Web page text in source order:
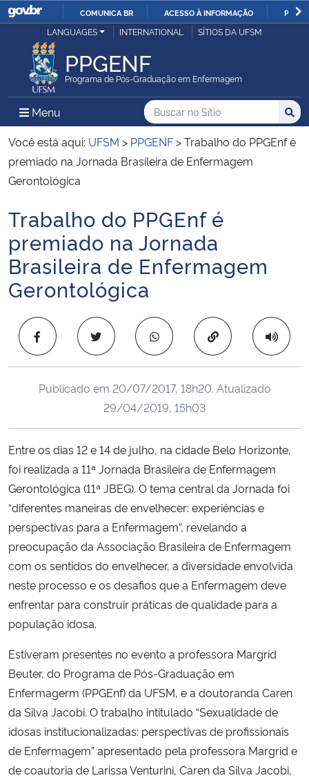
IR
COMUNICA BR ACESSO À INFORMAÇÃO
Ministério da Justiça e Segurança Pública
Ministério da Defesa
Ministério das Relações Exteriores
Ministério da Economia
Ministério da Infraestrutura
Ministério da Agricultura, Pecuária e Abastecimento
Ministério da Educação
Ministério da Cidadania
Ministério da Saúde
Ministério de Minas e Energia
Ministério da Ciência, Tecnologia, Inovações e Comunicações
Ministério do Meio Ambiente
Ministério do Turismo
Ministério do Desenvolvimento Regional
Ministério da Mulher, da Família e dos Direitos Humanos
Secretaria-Geral
Secretaria de Governo
Advocacia-Geral da União
LANGUAGES INTERNATIONAL SÍTIOS DA UFSM
PPGENF
Programa de Pós-Graduação em Enfermagem
Menu Menu Principal do Sítio
Busca
Buscar no no Sítio
Busca:
Você está aqui: UFSM > PPGENF >Trabalho do PPGEnf é
premiado na Jornada Brasileira de Enfermagem
Gerontológica
Início do conteúdo
Trabalho do PPGEnf é
premiado na Jornada
Brasileira de Enfermagem
Gerontológica
Copiar para área
Publicado em 20/07/2017, 18h20. Atualizado
29/04/2019, 15h03
Entre os dias 12 e 14 de julho, na cidade Belo Horizonte,
foi realizada a 11ª Jornada Brasileira de Enfermagem
Gerontológica (11ª JBEG). O tema central da Jornada foi
“diferentes maneiras de envelhecer: experiências e
perspectivas para a Enfermagem”, revelando a
preocupação da Associação Brasileira de Enfermagem
com os sentidos do envelhecer, a diversidade envolvida
neste processo e os desafios que a Enfermagem deve
enfrentar para construir práticas de qualidade para a
população idosa.
Estiveram presentes no evento a professora Margrid
Beuter, do Programa de Pós-Graduação em
Enfermagerm (PPGEnf) da UFSM, e a doutoranda Caren
da Silva Jacobi. O trabalho intitulado “Sexualidade de
idosas institucionalizadas: perspectivas de profissionais
de Enfermagem” apresentado pela professora Margrid e
de coautoria de Larissa Venturini, Caren da Silva Jacobi,